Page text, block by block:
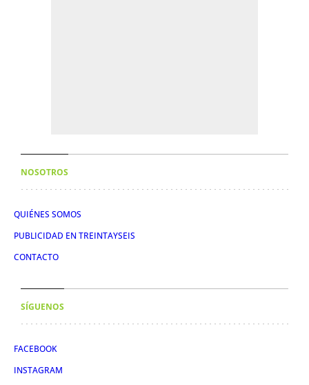
NOSOTROS
QUIÉNES SOMOS
PUBLICIDAD EN TREINTAYSEIS
CONTACTO
SÍGUENOS
FACEBOOK
INSTAGRAM